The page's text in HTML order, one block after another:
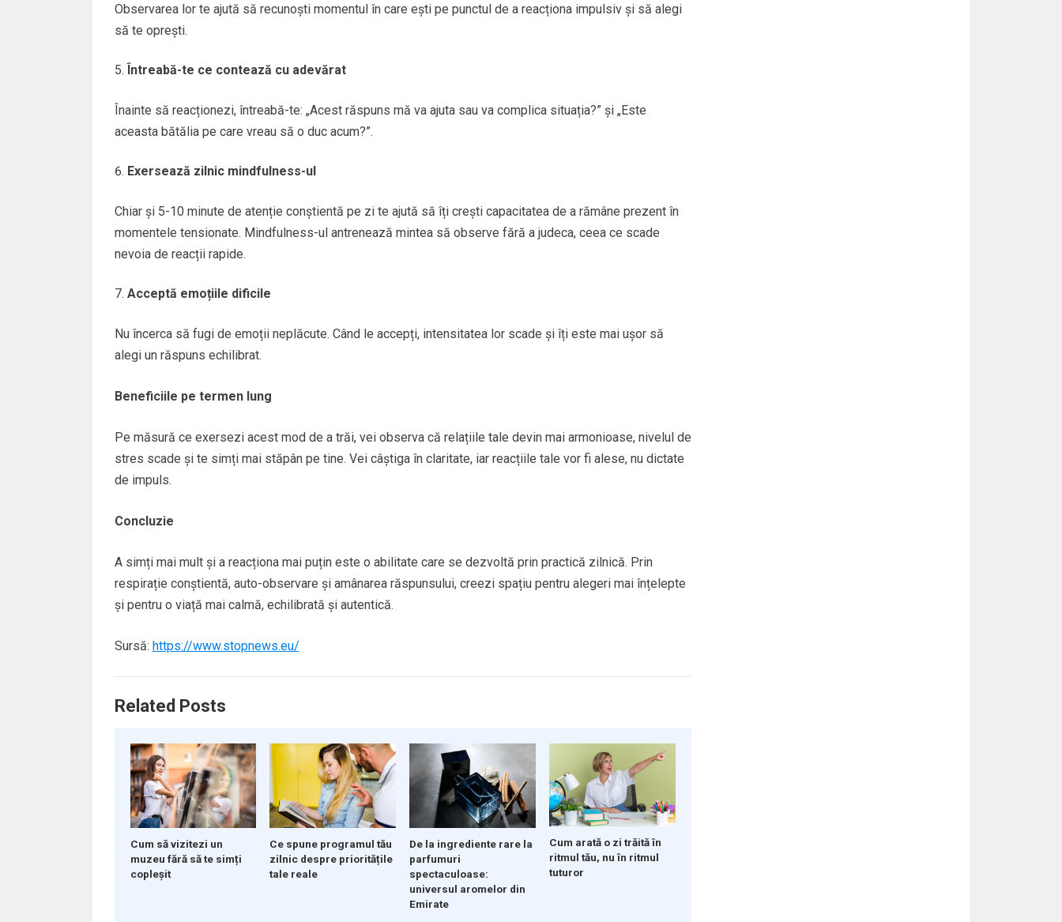
Observarea lor te ajută să recunoști momentul în care ești pe punctul de a reacționa impulsiv și să alegi
să te oprești.
Întreabă-te ce contează cu adevărat
Înainte să reacționezi, întreabă-te: „Acest răspuns mă va ajuta sau va complica situația?” și „Este
aceasta bătălia pe care vreau să o duc acum?”.
Exersează zilnic mindfulness-ul
Chiar și 5-10 minute de atenție conștientă pe zi te ajută să îți crești capacitatea de a rămâne prezent în
momentele tensionate. Mindfulness-ul antrenează mintea să observe fără a judeca, ceea ce scade
nevoia de reacții rapide.
Acceptă emoțiile dificile
Nu încerca să fugi de emoții neplăcute. Când le accepți, intensitatea lor scade și îți este mai ușor să
alegi un răspuns echilibrat.
Beneficiile pe termen lung
Pe măsură ce exersezi acest mod de a trăi, vei observa că relațiile tale devin mai armonioase, nivelul de
stres scade și te simți mai stăpân pe tine. Vei câștiga în claritate, iar reacțiile tale vor fi alese, nu dictate
de impuls.
Concluzie
A simți mai mult și a reacționa mai puțin este o abilitate care se dezvoltă prin practică zilnică. Prin
respirație conștientă, auto-observare și amânarea răspunsului, creezi spațiu pentru alegeri mai înțelepte
și pentru o viață mai calmă, echilibrată și autentică.
Sursă: https://www.stopnews.eu/
Related Posts
Cum să vizitezi un
muzeu fără să te simți
copleșit
Ce spune programul tău
zilnic despre prioritățile
tale reale
De la ingrediente rare la
parfumuri
spectaculoase:
universul aromelor din
Emirate
Cum arată o zi trăită în
ritmul tău, nu în ritmul
tuturor